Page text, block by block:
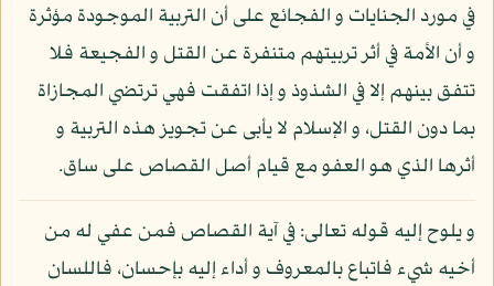
في مورد الجنايات و الفجائع على أن التربية الموجودة مؤثرة
و أن الأمة في أثر تربيتهم متنفرة عن القتل و الفجيعة فلا
تتفق بينهم إلا في الشذوذ و إذا اتفقت فهي ترتضي المجازاة
بما دون القتل، و الإسلام لا يأبى عن تجويز هذه التربية و
أثرها الذي هو العفو مع قيام أصل القصاص على ساق.
و يلوح إليه قوله تعالى: في آية القصاص فمن عفي له من
أخيه شيء فاتباع بالمعروف و أداء إليه بإحسان، فاللسان